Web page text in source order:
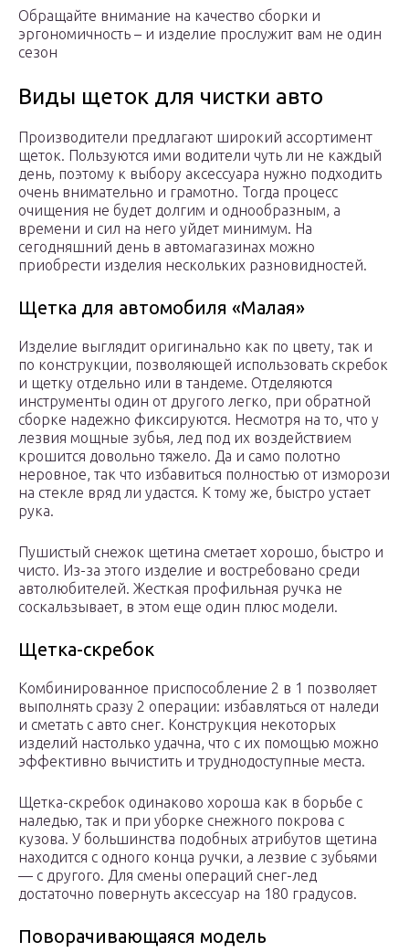
Обращайте внимание на качество сборки и
эргономичность – и изделие прослужит вам не один
сезон
Виды щеток для чистки авто
Производители предлагают широкий ассортимент
щеток. Пользуются ими водители чуть ли не каждый
день, поэтому к выбору аксессуара нужно подходить
очень внимательно и грамотно. Тогда процесс
очищения не будет долгим и однообразным, а
времени и сил на него уйдет минимум. На
сегодняшний день в автомагазинах можно
приобрести изделия нескольких разновидностей.
Щетка для автомобиля «Малая»
Изделие выглядит оригинально как по цвету, так и
по конструкции, позволяющей использовать скребок
и щетку отдельно или в тандеме. Отделяются
инструменты один от другого легко, при обратной
сборке надежно фиксируются. Несмотря на то, что у
лезвия мощные зубья, лед под их воздействием
крошится довольно тяжело. Да и само полотно
неровное, так что избавиться полностью от изморози
на стекле вряд ли удастся. К тому же, быстро устает
рука.
Пушистый снежок щетина сметает хорошо, быстро и
чисто. Из-за этого изделие и востребовано среди
автолюбителей. Жесткая профильная ручка не
соскальзывает, в этом еще один плюс модели.
Щетка-скребок
Комбинированное приспособление 2 в 1 позволяет
выполнять сразу 2 операции: избавляться от наледи
и сметать с авто снег. Конструкция некоторых
изделий настолько удачна, что с их помощью можно
эффективно вычистить и труднодоступные места.
Щетка-скребок одинаково хороша как в борьбе с
наледью, так и при уборке снежного покрова с
кузова. У большинства подобных атрибутов щетина
находится с одного конца ручки, а лезвие с зубьями
— с другого. Для смены операций снег-лед
достаточно повернуть аксессуар на 180 градусов.
Поворачивающаяся модель